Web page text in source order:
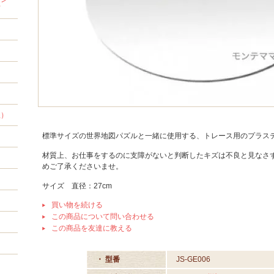
標準サイズの世界地図パズルと一緒に使用する、トレース用のプラス
材質上、お仕事をするのに支障がないと判断したキズは不良と見なさ
めご了承くださいませ。
サイズ 直径：27cm
買い物を続ける
この商品について問い合わせる
この商品を友達に教える
・ 型番 JS-GE006